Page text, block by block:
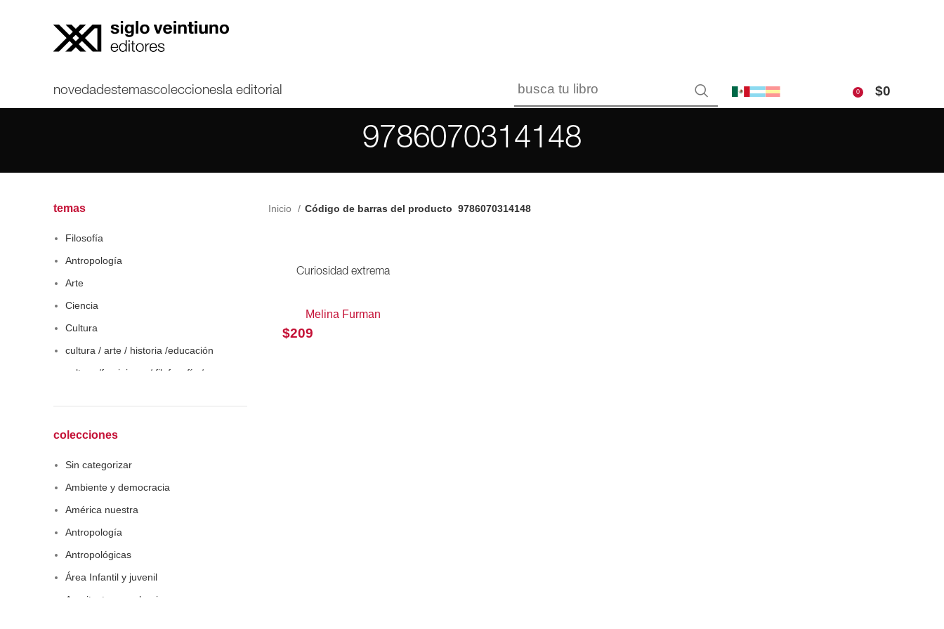
novedadestemascolecciones la editorial 0 $0
9786070314148
temas
Filosofía
Antropología
Arte
Ciencia
Cultura
cultura / arte / historia /educación
cultura /feminismo / filofosofía /
Economía
colecciones
Sin categorizar
Ambiente y democracia
América nuestra
Antropología
Antropológicas
Área Infantil y juvenil
Arquitectura y urbanismo
Inicio Código de barras del producto 9786070314148
Curiosidad extrema
Melina Furman
$209